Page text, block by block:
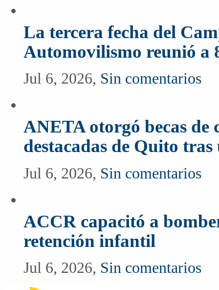
La tercera fecha del
Automovilismo reunió a
Jul 6, 2026, Sin comentarios
ANETA otorgó becas de
destacadas de Quito
Jul 6, 2026, Sin comentarios
ACCR capacitó a
retención infantil
Jul 6, 2026, Sin comentarios